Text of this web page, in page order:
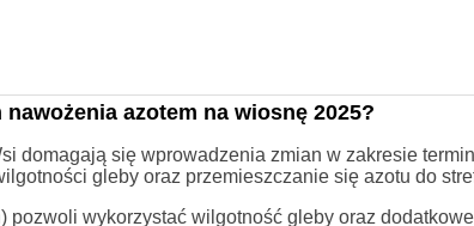
azotem na wiosnę 2025?
domagają się wprowadzenia zmian w zakresie
gleby oraz przemieszczanie się azotu do
pozwoli wykorzystać wilgotność gleby oraz